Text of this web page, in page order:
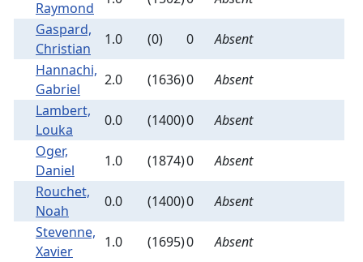
Raymond
Gaspard,
Christian
1.0 (0) 0
Absent
Hannachi,
Gabriel
2.0 (1636)0
Absent
Lambert,
Louka
0.0 (1400)0
Absent
Oger,
Daniel
1.0 (1874)0
Absent
Rouchet,
Noah
0.0 (1400)0
Absent
Stevenne,
Xavier
1.0 (1695)0
Absent